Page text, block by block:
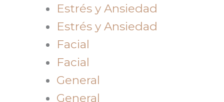
Estrés y Ansiedad
Estrés y Ansiedad
Facial
Facial
General
General